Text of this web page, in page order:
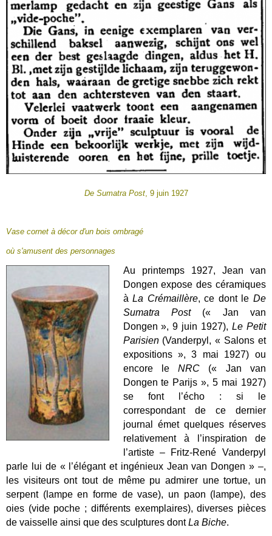
De Sumatra Post, 9 juin 1927
Vase cornet à décor d'un bois ombragé
où s'amusent des personnages
Au printemps 1927, Jean van
Dongen expose des céramiques
àLa Crémaillère, ce dont le De
Sumatra Post(« Jan van
Dongen », 9 juin 1927), Le Petit
Parisien (Vanderpyl, « Salons et
expositions », 3 mai 1927) ou
encore leNRC (« Jan van
Dongen te Parijs », 5 mai 1927)
se font l’écho : si le
correspondant de ce dernier
journal émet quelques réserves
relativement à l’inspiration de
l’artiste – Fritz-René Vanderpyl
parle lui de « l’élégant et ingénieux Jean van Dongen » –,
les visiteurs ont tout de même pu admirer une tortue, un
serpent (lampe en forme de vase), un paon (lampe), des
oies (vide poche ; différents exemplaires), diverses pièces
de vaisselle ainsi que des sculptures dontLa Biche.